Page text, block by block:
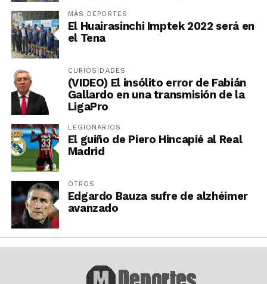
MÁS DEPORTES
El Huairasinchi Imptek 2022 será en
el Tena
CURIOSIDADES
(VIDEO) El insólito error de Fabián
Gallardo en una transmisión de la
LigaPro
LEGIONARIOS
El guiño de Piero Hincapié al Real
Madrid
OTROS
Edgardo Bauza sufre de alzhéimer
avanzado